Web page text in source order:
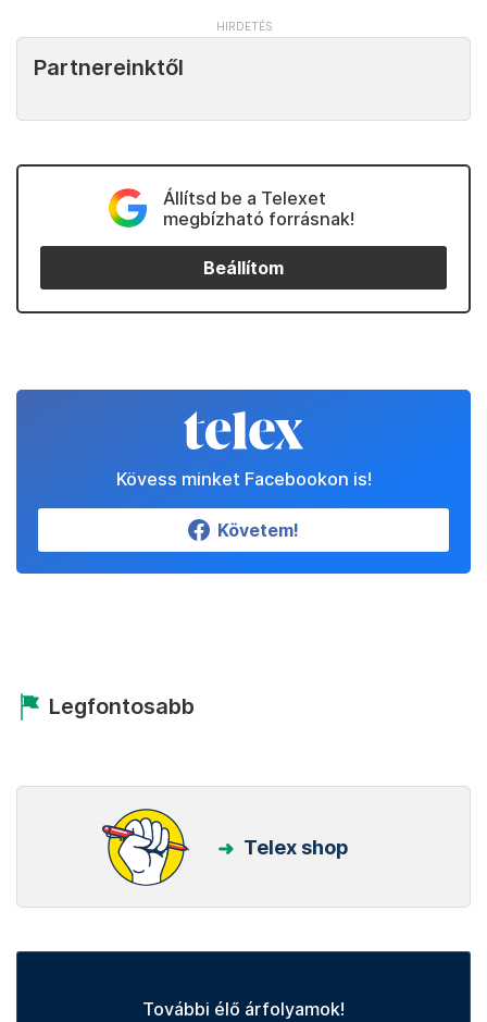
Partnereinktől
Állítsd be a Telexet
megbízható forrásnak!
Beállítom
Kövess minket Facebookon is!
Követem!
Legfontosabb
Telex shop
További élő árfolyamok!